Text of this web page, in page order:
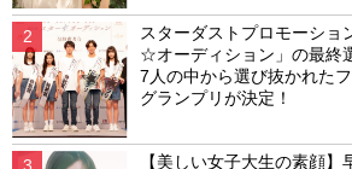
スターダストプロモーショ
☆オーディション」の最終
7人の中から選び抜かれた
グランプリが決定！
【美しい女子大生の素顔】